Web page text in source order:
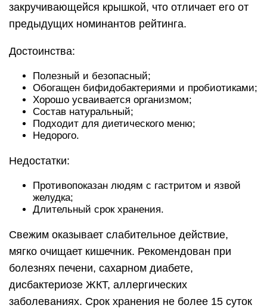
закручивающейся крышкой, что отличает его от
предыдущих номинантов рейтинга.
Достоинства:
Полезный и безопасный;
Обогащен бифидобактериями и пробиотиками;
Хорошо усваивается организмом;
Состав натуральный;
Подходит для диетического меню;
Недорого.
Недостатки:
Противопоказан людям с гастритом и язвой
желудка;
Длительный срок хранения.
Свежим оказывает слабительное действие,
мягко очищает кишечник. Рекомендован при
болезнях печени, сахарном диабете,
дисбактериозе ЖКТ, аллергических
заболеваниях. Срок хранения не более 15 суток